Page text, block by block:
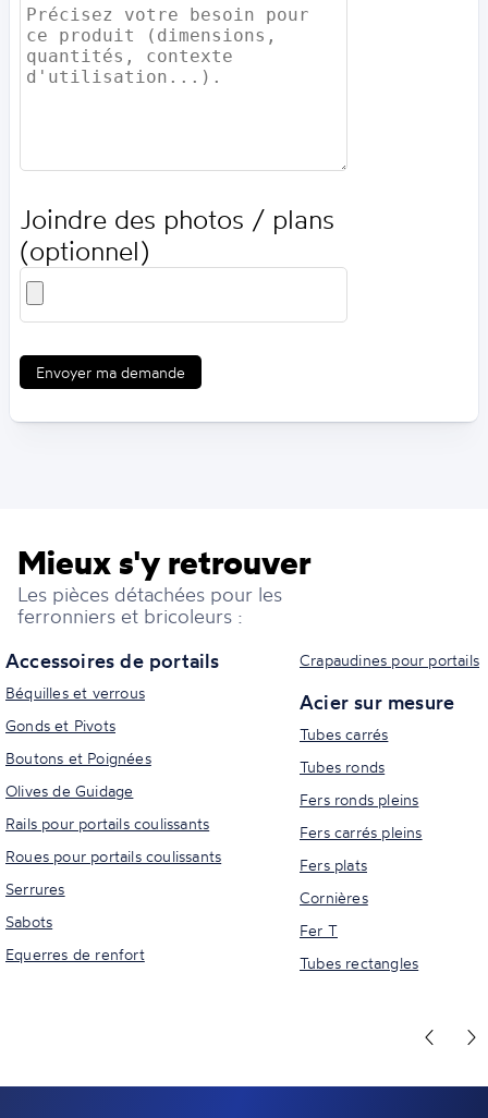
Joindre des photos / plans
(optionnel)
Envoyer ma demande
Mieux s'y retrouver
Les pièces détachées pour les
ferronniers et bricoleurs :
Accessoires de portails
Béquilles et verrous
Gonds et Pivots
Boutons et Poignées
Olives de Guidage
Rails pour portails coulissants
Roues pour portails coulissants
Serrures
Sabots
Equerres de renfort
Crapaudines pour portails
Acier sur mesure
Tubes carrés
Tubes ronds
Fers ronds pleins
Fers carrés pleins
Fers plats
Cornières
Fer T
Tubes rectangles